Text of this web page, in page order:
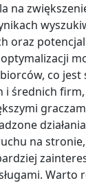
na
oraz
co
i średnich
działania
na
Warto